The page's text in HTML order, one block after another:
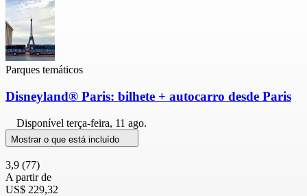
Parques temáticos
Disneyland® Paris: bilhete + autocarro desde Paris
Disponível terça-feira, 11 ago.
Mostrar o que está incluído
3,9 (77)
A partir de
US$ 229,32